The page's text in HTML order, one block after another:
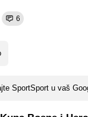
6
SportSport u vaš